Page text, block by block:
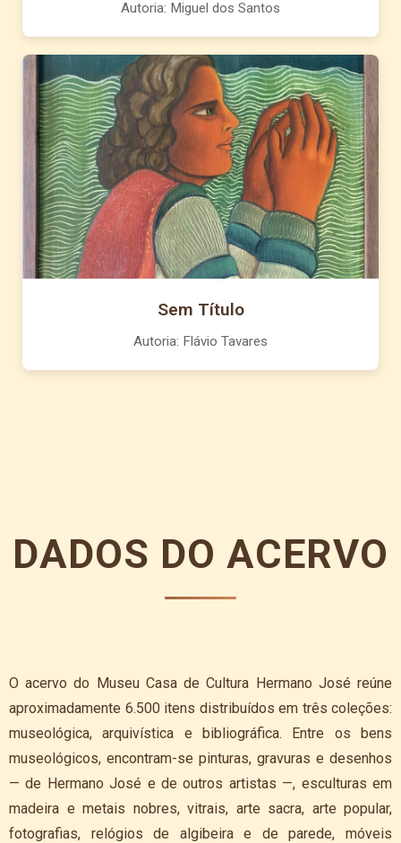
Autoria: Miguel dos Santos
Sem Título
Autoria: Flávio Tavares
DADOS DO ACERVO
O acervo do Museu Casa de Cultura Hermano José reúne
aproximadamente 6.500 itens distribuídos em três coleções:
museológica, arquivística e bibliográfica. Entre os bens
museológicos, encontram-se pinturas, gravuras e desenhos
— de Hermano José e de outros artistas —, esculturas em
madeira e metais nobres, vitrais, arte sacra, arte popular,
fotografias, relógios de algibeira e de parede, móveis